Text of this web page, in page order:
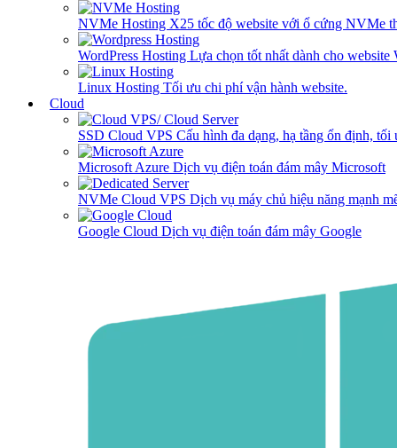
NVMe Hosting X25 tốc độ website với ổ cứng NVMe
WordPress Hosting Lựa chọn tốt nhất dành cho website
Linux Hosting Tối ưu chi phí vận hành website.
Cloud
SSD Cloud VPS Cấu hình đa dạng, hạ tầng ổn định,
Microsoft Azure Dịch vụ điện toán đám mây Microsoft
NVMe Cloud VPS Dịch vụ máy chủ hiệu năng mạnh
Google Cloud Dịch vụ điện toán đám mây Google